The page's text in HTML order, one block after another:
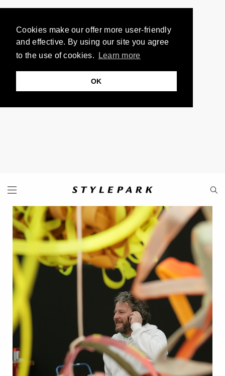
Cookies make our offer more user-friendly
and effective. By using our site you agree
to the use of cookies.
Learn more
OK